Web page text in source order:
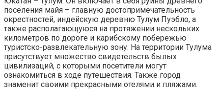
поселения майя – главную достопримечательность
окрестностей, индейскую деревню Тулум Пуэбло, а
также располагающуюся на протяжении нескольких
километров по дороге и карибскому побережью
туристско-развлекательную зону. На территории Тулума
присутствует множество свидетельств былых
цивилизаций, с которыми посетители могут
ознакомиться в ходе путешествия. Также город
знаменит своими прекрасными отелями и пляжами.